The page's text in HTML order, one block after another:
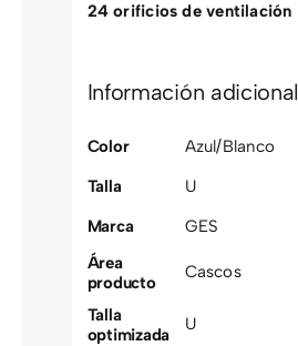
24 orificios de ventilación
Información adicional
Color
Azul/Blanco
Talla
U
Marca
GES
Área
producto
Cascos
Talla
optimizada
U